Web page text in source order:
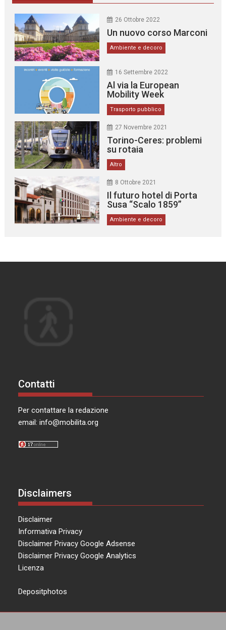
26 Ottobre 2022
Un nuovo corso Marconi
Ambiente e decoro
16 Settembre 2022
Al via la European
Mobility Week
Trasporto pubblico
27 Novembre 2021
Torino-Ceres: problemi
su rotaia
Altro
8 Ottobre 2021
Il futuro hotel di Porta
Susa “Scalo 1859”
Ambiente e decoro
Contatti
Per contattare la redazione
email:info@mobilita.org
Disclaimers
Disclaimer
Informativa Privacy
Disclaimer Privacy Google Adsense
Disclaimer Privacy Google Analytics
Licenza
Depositphotos